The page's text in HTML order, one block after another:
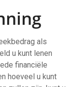
als
u kunt lenen
financiële
hoeveel u kunt